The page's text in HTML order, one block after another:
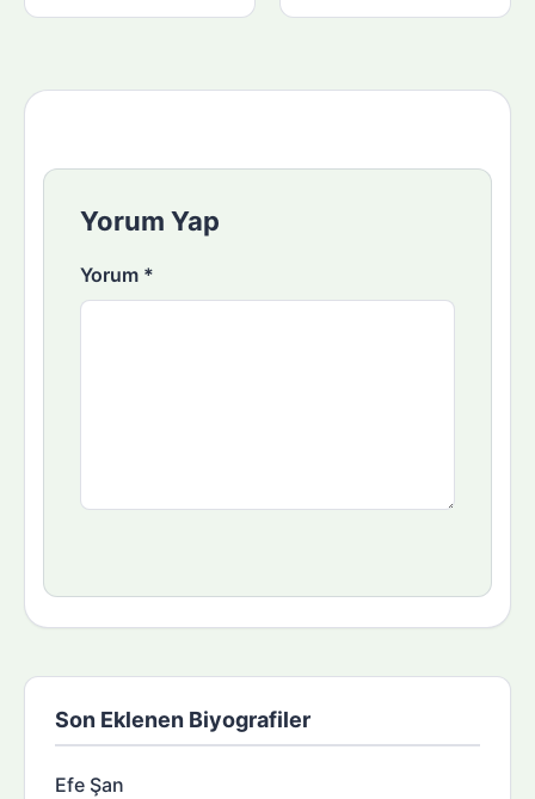
Yorum Yap
Yorum *
Son Eklenen Biyografiler
Efe Şan